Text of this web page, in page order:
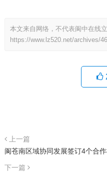
本文来自网络，不代表阆中在线
https://www.lz520.net/archives/
上一篇
阆苍南区域协同发展签订4个合
下一篇